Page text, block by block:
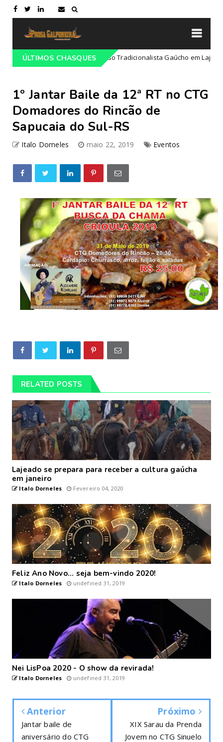
ÚLTIMOS CHASQUES
do 68º Congresso Tradicionalista Gaúcho em Lajeado-RS
1º Jantar Baile da 12ª RT no CTG
Domadores do Rincão de
Sapucaia do Sul-RS
Italo Dorneles maio 22, 2019 Eventos
RELATED POSTS
Lajeado se prepara para receber a cultura gaúcha
em janeiro
Italo Dorneles Fevereiro 04, 2020
Feliz Ano Novo... seja bem-vindo 2020!
Italo Dorneles undefined 31, 2019
Nei LisPoa 2020 - O show da revirada!
Italo Dorneles undefined 31, 2019
Anterior
Jantar baile de
aniversário do CTG
Próximo
XIX Sarau da Prenda
Jovem no CTG Sinuelo